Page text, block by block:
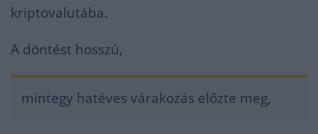
kriptovalutába.
A döntést hosszú,
mintegy hatéves várakozás előzte meg,